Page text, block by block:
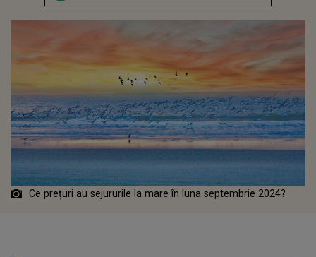
Ce prețuri au sejururile la mare în luna septembrie 2024?